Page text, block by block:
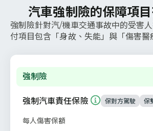
汽車強制險的保障項
強制險針對汽/機車交通事故中的受害
付項目包含「身故、失能」與「傷害醫
強制險
強制汽車責任保險
政策性保險，
保對方駕駛 保
每人傷害保額